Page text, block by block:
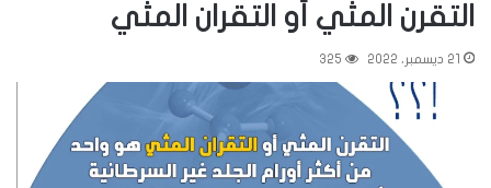
التقرن المثي أو التقران المثي
21 ديسمبر، 2022 325